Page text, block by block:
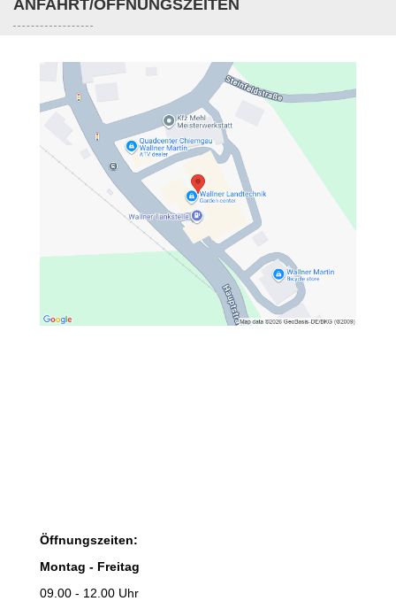
ANFAHRT/ÖFFNUNGSZEITEN
Öffnungszeiten:
Montag - Freitag
09.00 - 12.00 Uhr